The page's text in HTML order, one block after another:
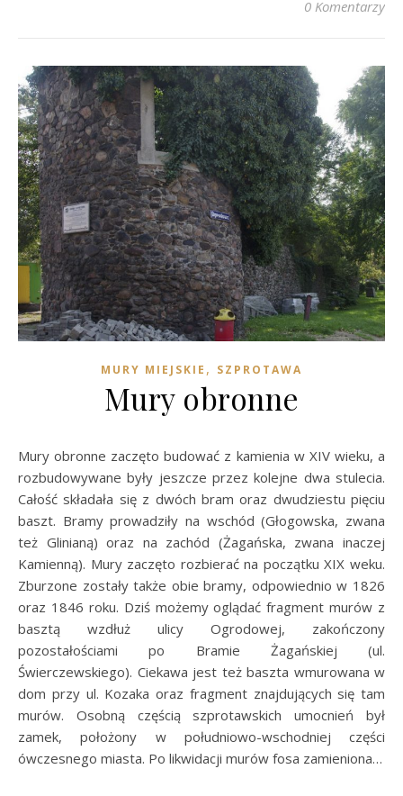
0 Komentarzy
MURY MIEJSKIE , SZPROTAWA
Mury obronne
Mury obronne zaczęto budować z kamienia w XIV wieku, a
rozbudowywane były jeszcze przez kolejne dwa stulecia.
Całość składała się z dwóch bram oraz dwudziestu pięciu
baszt. Bramy prowadziły na wschód (Głogowska, zwana
też Glinianą) oraz na zachód (Żagańska, zwana inaczej
Kamienną). Mury zaczęto rozbierać na początku XIX weku.
Zburzone zostały także obie bramy, odpowiednio w 1826
oraz 1846 roku. Dziś możemy oglądać fragment murów z
basztą wzdłuż ulicy Ogrodowej, zakończony
pozostałościami po Bramie Żagańskiej (ul.
Świerczewskiego). Ciekawa jest też baszta wmurowana w
dom przy ul. Kozaka oraz fragment znajdujących się tam
murów. Osobną częścią szprotawskich umocnień był
zamek, położony w południowo-wschodniej części
ówczesnego miasta. Po likwidacji murów fosa zamieniona…